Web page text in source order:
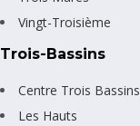
Vingt-Troisième
Trois-Bassins
Centre Trois Bassins
Les Hauts